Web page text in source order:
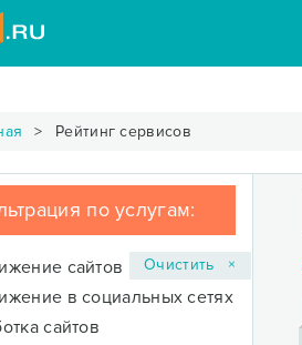
Рейтинг сервисов
по услугам:
сайтов
в социальных сетях
сайтов
Очистить ×